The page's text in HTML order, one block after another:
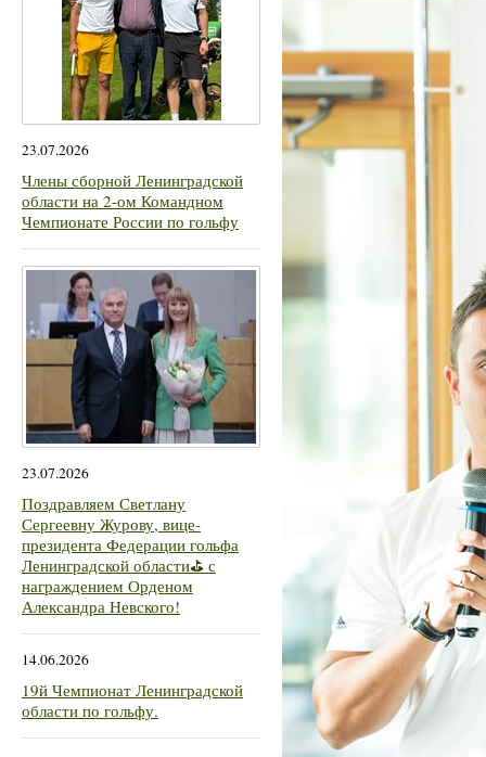
23.07.2026
Члены сборной Ленинградской
области на 2-ом Командном
Чемпионате России по гольфу
23.07.2026
Поздравляем Светлану
Сергеевну Журову, вице-
президента Федерации гольфа
Ленинградской области⛳ с
награждением Орденом
Александра Невского!
14.06.2026
19й Чемпионат Ленинградской
области по гольфу.